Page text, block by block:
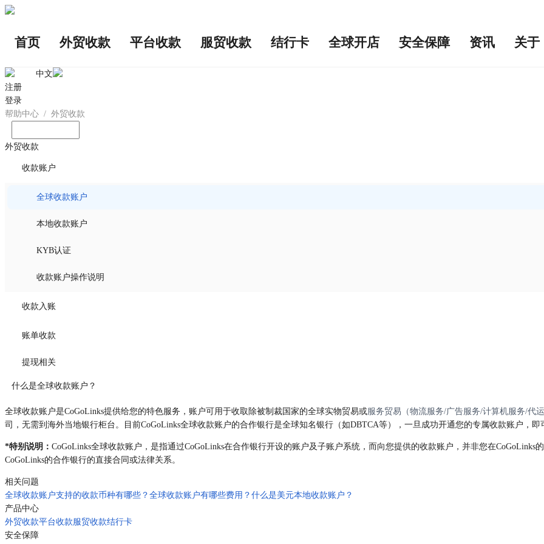
首页 外贸收款 平台收款 服贸收款 结行卡 全球开店 安全保障 资讯 关于
中文
注册
登录
帮助中心 / 外贸收款
外贸收款
收款账户
全球收款账户
本地收款账户
KYB认证
收款账户操作说明
收款入账
账单收款
提现相关
什么是全球收款账户？
全球收款账户是CoGoLinks提供给您的特色服务，账户可用于收取除被制裁国家的全球实物贸易或 服务贸易（物流服务/广告服务/计算机服务/代
司，无需到海外当地银行柜台。目前CoGoLinks全球收款账户的合作银行是全球知名银行（如DBTCA等），一旦成功开通您的专属收款账户，
*特别说明： CoGoLinks全球收款账户，是指通过CoGoLinks在合作银行开设的账户及子账户系统，而向您提供的收款账户，并非您在
CoGoLinks的合作银行的直接合同或法律关系。
相关问题
全球收款账户支持的收款币种有哪些？ 全球收款账户有哪些费用？ 什么是美元本地收款账户？
产品中心
外贸收款平台收款 服贸收款结行卡
安全保障